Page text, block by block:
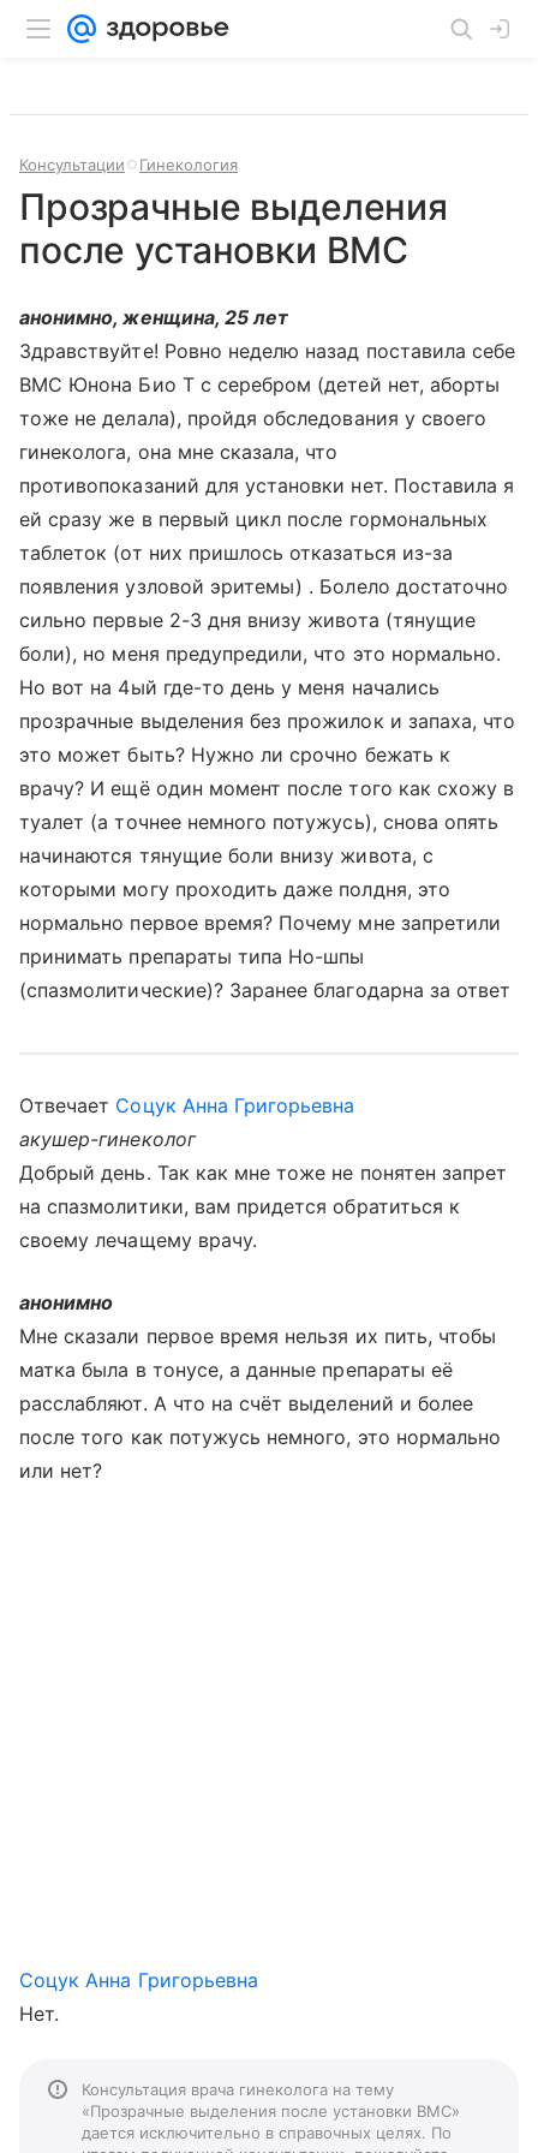
Консультации Гинекология
Прозрачные выделения
после установки ВМС
анонимно, женщина, 25 лет
Здравствуйте! Ровно неделю назад поставила себе
ВМС Юнона Био Т с серебром (детей нет, аборты
тоже не делала), пройдя обследования у своего
гинеколога, она мне сказала, что
противопоказаний для установки нет. Поставила я
ей сразу же в первый цикл после гормональных
таблеток (от них пришлось отказаться из-за
появления узловой эритемы) . Болело достаточно
сильно первые 2-3 дня внизу живота (тянущие
боли), но меня предупредили, что это нормально.
Но вот на 4ый где-то день у меня начались
прозрачные выделения без прожилок и запаха, что
это может быть? Нужно ли срочно бежать к
врачу? И ещё один момент после того как схожу в
туалет (а точнее немного потужусь), снова опять
начинаются тянущие боли внизу живота, с
которыми могу проходить даже полдня, это
нормально первое время? Почему мне запретили
принимать препараты типа Но-шпы
(спазмолитические)? Заранее благодарна за ответ
Отвечает Соцук Анна Григорьевна
акушер-гинеколог
Добрый день. Так как мне тоже не понятен запрет
на спазмолитики, вам придется обратиться к
своему лечащему врачу.
анонимно
Мне сказали первое время нельзя их пить, чтобы
матка была в тонусе, а данные препараты её
расслабляют. А что на счёт выделений и более
после того как потужусь немного, это нормально
или нет?
Соцук Анна Григорьевна
Нет.
Консультация врача гинеколога на тему
«Прозрачные выделения после установки ВМС»
дается исключительно в справочных целях. По